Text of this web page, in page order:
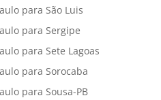
para São Luis
para Sergipe
para Sete Lagoas
para Sorocaba
para Sousa-PB